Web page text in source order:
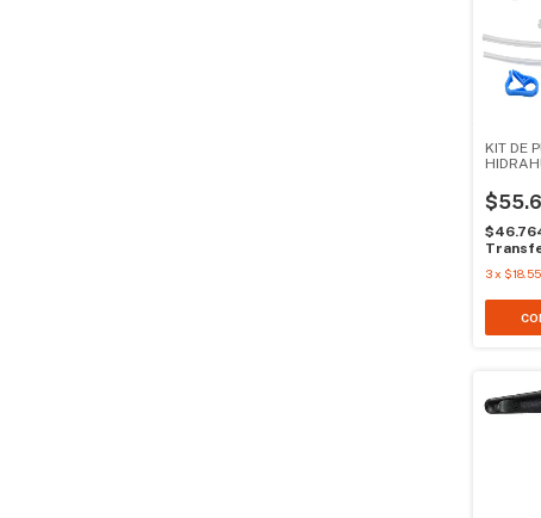
KIT DE
3x